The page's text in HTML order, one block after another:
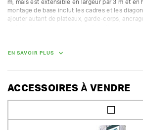
m, mais est extensible en largeur par 3 m et en
montage de base inclut les cadres et les
ajouter autant de plateaux, garde-corps,
proposée. Nous facturons une caution
Convient uniquement pour une installation fixe.
EN SAVOIR PLUS
ACCESSOIRES À VENDRE